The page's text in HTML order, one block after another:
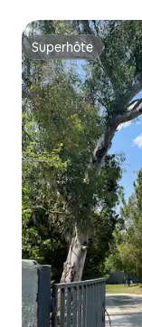
Superhôte
Superhôte